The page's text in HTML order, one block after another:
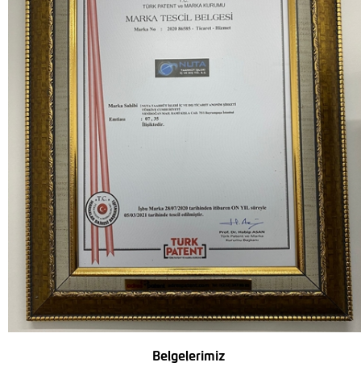
Belgelerimiz